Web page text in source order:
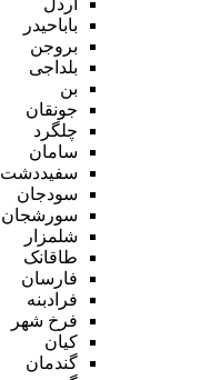
باباحیدر
بروجن
بلداجی
بن
جونقان
چلگرد
سامان
سفیددشت
سودجان
سورشجان
شلمزار
طاقانک
فارسان
فرادبنه
فرخ شهر
کیان
گندمان